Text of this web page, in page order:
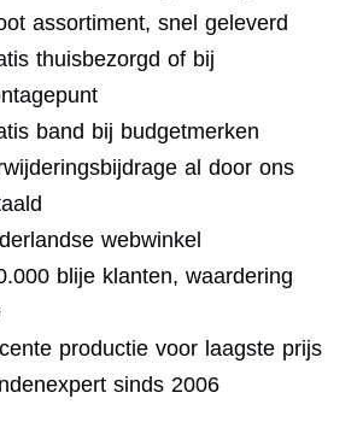
assortiment, snel geleverd
thuisbezorgd of bij
band bij budgetmerken
al door ons
webwinkel
blije klanten, waardering
productie voor laagste prijs
sinds 2006